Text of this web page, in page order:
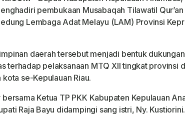
pembukaan Musabaqah Tilawatil
Lembaga Adat Melayu (LAM) Provinsi
daerah tersebut menjadi bentuk
terhadap pelaksanaan MTQ XII tingkat provinsi
se-Kepulauan Riau.
Ketua TP PKK Kabupaten Kepulauan
Raja Bayu didampingi sang istri, Ny. Kustiorini.